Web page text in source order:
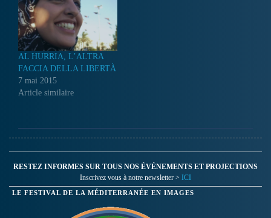
AL HURRIA, L’ALTRA
FACCIA DELLA LIBERTÀ
7 mai 2015
Article similaire
RESTEZ INFORMES SUR TOUS NOS ÉVÉNEMENTS ET PROJECTIONS
Inscrivez vous à notre newsletter > ICI
LE FESTIVAL DE LA MÉDITERRANÉE EN IMAGES